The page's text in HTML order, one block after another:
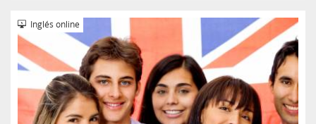
Inglés online